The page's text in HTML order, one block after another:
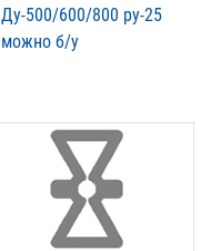
Ду-500/600/800 ру-25
можно б/у